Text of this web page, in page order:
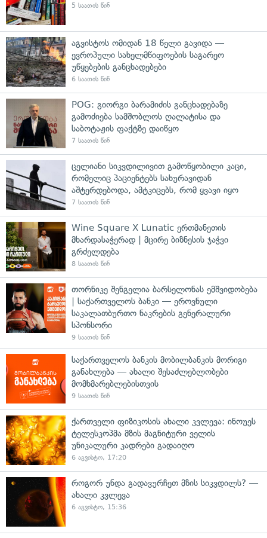
5 საათის წინ
აგვისტოს ომიდან 18 წელი გავიდა —
ევროპული სახელმწიფოების საგარეო
უწყებების განცხადებები
6 საათის წინ
POG: გიორგი ბარამიძის განცხადებაზე
გამოძიება სამშობლოს ღალატისა და
საბოტაჟის ფაქტზე დაიწყო
7 საათის წინ
ცელიანი სიკვდილივით გამოწყობილი კაცი,
რომელიც პაციენტებს სახურავიდან
აშტერდებოდა, ამტკიცებს, რომ ყვავი იყო
7 საათის წინ
Wine Square X Lunatic ერთმანეთის
მხარდასაჭერად | მცირე ბიზნესის ჯაჭვი
გრძელდება
8 საათის წინ
თორნიკე შენგელია ბარსელონას ემშვიდობება
| საქართველოს ბანკი — ეროვნული
საკალათბურთო ნაკრების გენერალური
სპონსორი
9 საათის წინ
საქართველოს ბანკის მობილბანკის მორიგი
განახლება — ახალი შესაძლებლობები
მომხმარებლებისთვის
9 საათის წინ
ქართველი ფიზიკოსის ახალი კვლევა: ინოუეს
ტელესკოპმა მზის მაგნიტური ველის
უნიკალური კადრები გადაიღო
6 აგვისტო, 17:20
როგორ უნდა გადავურჩეთ მზის სიკვდილს? —
ახალი კვლევა
6 აგვისტო, 15:36